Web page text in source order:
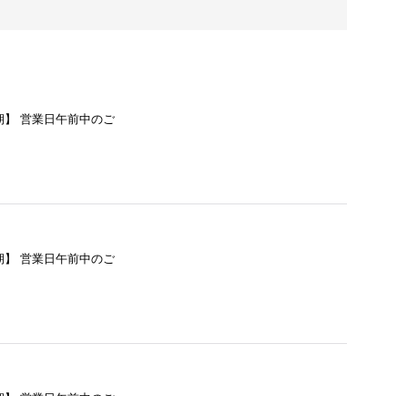
営業日午前中のご
営業日午前中のご